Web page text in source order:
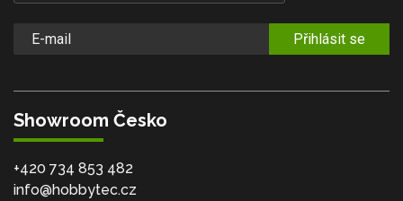
Přihlásit se
Showroom Česko
+420 734 853 482
info@hobbytec.cz